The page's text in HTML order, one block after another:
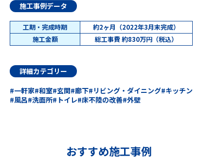
施工事例データ
工期・完成時期
約2ヶ月（2022年3月末完成）
施工金額
総工事費 約830万円（税込）
詳細カテゴリー
一軒家 和室 玄関 廊下 リビング・ダイニング キッチン
風呂 洗面所 トイレ 床不陸の改善 外壁
おすすめ施工事例